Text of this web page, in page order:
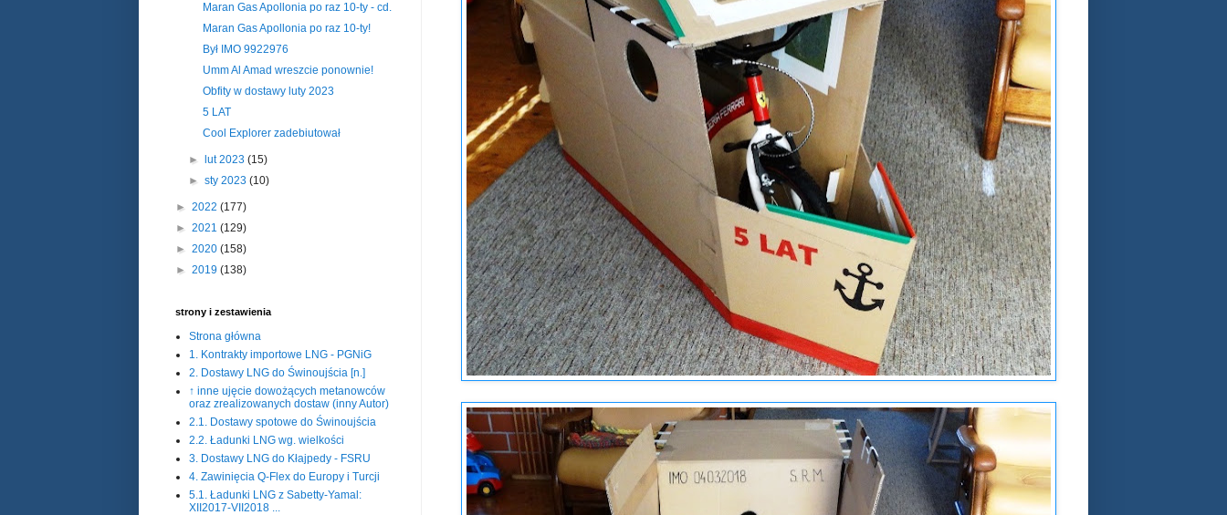
Maran Gas Apollonia po raz 10-ty - cd.
Maran Gas Apollonia po raz 10-ty!
Był IMO 9922976
Umm Al Amad wreszcie ponownie!
Obfity w dostawy luty 2023
5 LAT
Cool Explorer zadebiutował
► lut 2023(15)
►sty 2023(10)
► 2022 (177)
► 2021 (129)
► 2020 (158)
► 2019 (138)
strony i zestawienia
Strona główna
1. Kontrakty importowe LNG - PGNiG
2. Dostawy LNG do Świnoujścia [n.]
↑ inne ujęcie dowożących metanowców
oraz zrealizowanych dostaw (inny Autor)
2.1. Dostawy spotowe do Świnoujścia
2.2. Ładunki LNG wg. wielkości
3. Dostawy LNG do Kłajpedy - FSRU
4. Zawinięcia Q-Flex do Europy i Turcji
5.1. Ładunki LNG z Sabetty-Yamal:
XII2017-VII2018 ...